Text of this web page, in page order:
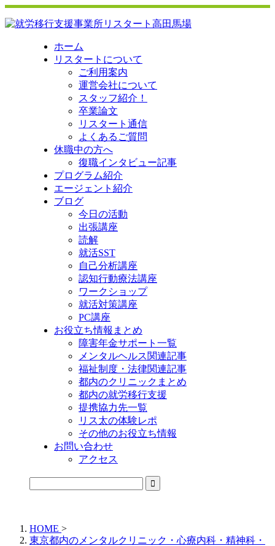
ホーム
リスタートについて
ご利用案内
運営会社について
スタッフ紹介！
卒業論文
リスタート通信
よくあるご質問
休職中の方へ
復職インタビュー記事
プログラム紹介
エージェント紹介
ブログ
今日の活動
出張講座
読解
就活SST
自己分析講座
認知行動療法講座
ワークショップ
就活対策講座
PC講座
お役立ち情報まとめ
障害年金サポート一覧
メンタルヘルス関連記事
福祉制度・法律関連記事
都内のクリニックまとめ
都内の就労移行支援
提携協力先一覧
リス太の体験レポ
その他のお役立ち情報
お問い合わせ
アクセス
HOME >
東京都内のメンタルクリニック・心療内科・精神科・